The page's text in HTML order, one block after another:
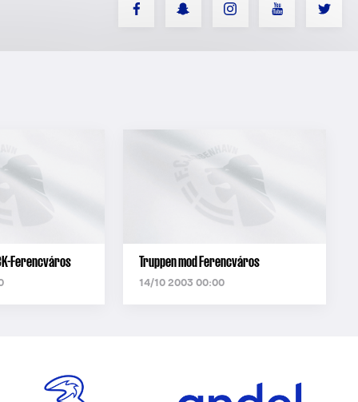
Ferencváros Truppen mod Ferencváros
14/10 2003 00:00